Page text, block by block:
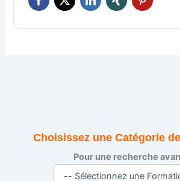
Choisissez une Catégorie
Pour une recherche